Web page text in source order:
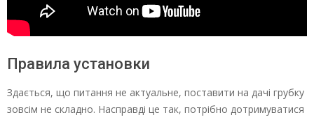
Правила установки
Здається, що питання не актуальне, поставити на дачі грубку
зовсім не складно. Насправді це так, потрібно дотримуватися